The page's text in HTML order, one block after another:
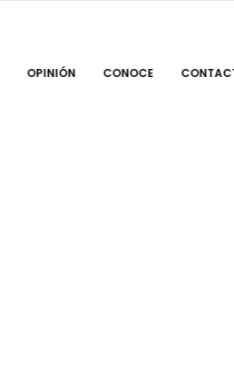
OPINIÓN CONOCE